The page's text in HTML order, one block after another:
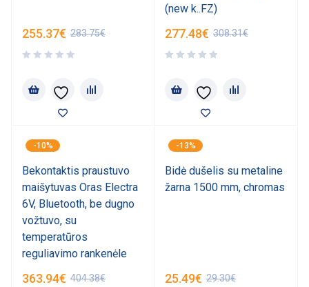
283.75€
255.37€
(new k..FZ)
308.31€
277.48€
-10%
Bekontaktis praustuvo
maišytuvas Oras Electra
6V, Bluetooth, be dugno
vožtuvo, su
temperatūros
reguliavimo rankenėle
404.38€
363.94€
-13%
Bidė dušelis su metaline
žarna 1500 mm, chromas
29.30€
25.49€